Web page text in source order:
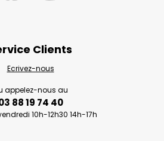
Clients
Ecrivez-nous
appelez-nous au
88 19 74 40
10h-12h30 14h-17h